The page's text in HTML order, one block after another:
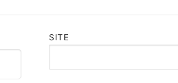
SITE